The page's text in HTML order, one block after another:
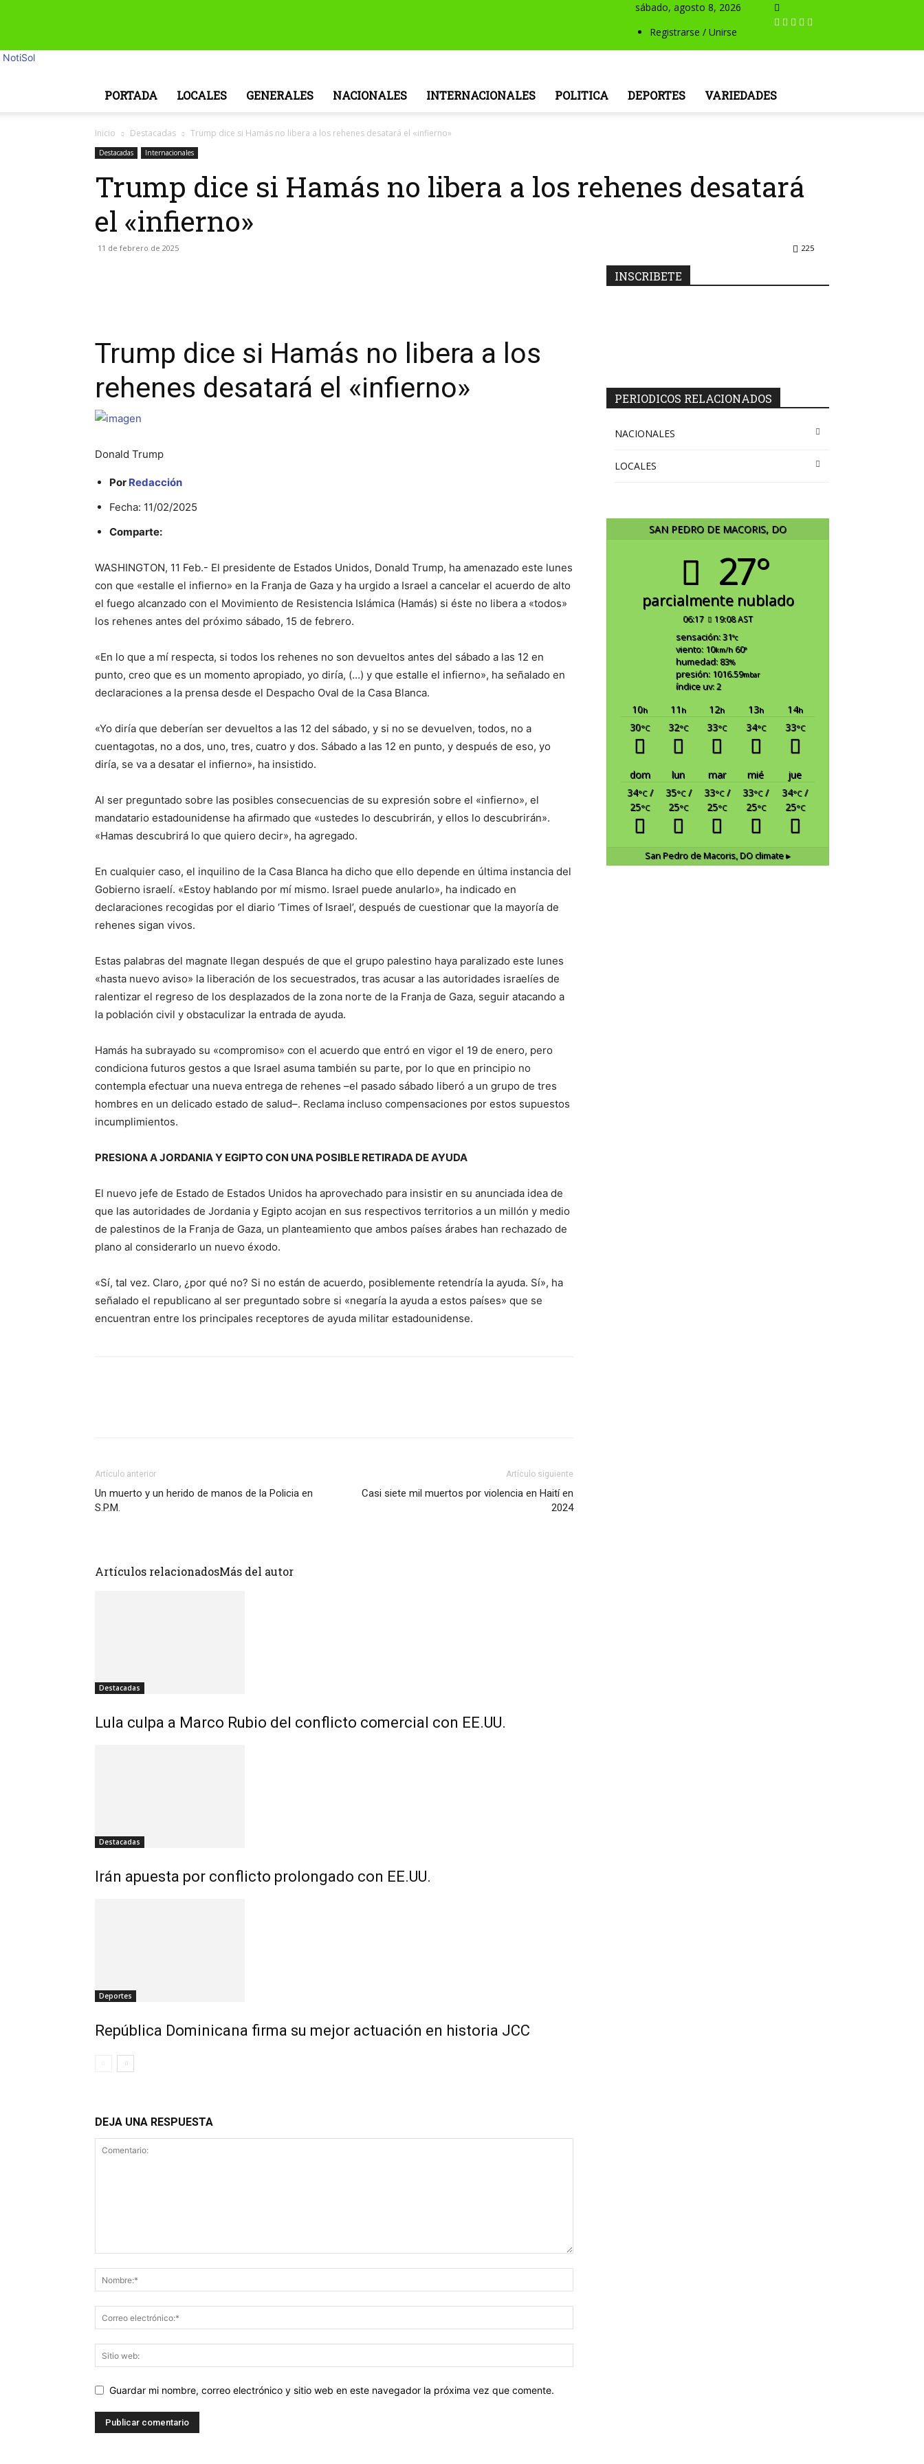
sábado, agosto 8, 2026
Registrarse / Unirse
NotiSol
PORTADA LOCALES GENERALES NACIONALES INTERNACIONALES POLITICA DEPORTES VARIEDADES
Inicio Destacadas Trump dice si Hamás no libera a los rehenes desatará el «infierno»
Destacadas Internacionales
Trump dice si Hamás no libera a los rehenes desatará
el «infierno»
11 de febrero de 2025 225
Trump dice si Hamás no libera a los
rehenes desatará el «infierno»
Donald Trump
Por Redacción
Fecha: 11/02/2025
Comparte:
WASHINGTON, 11 Feb.- El presidente de Estados Unidos, Donald Trump, ha amenazado este lunes
con que «estalle el infierno» en la Franja de Gaza y ha urgido a Israel a cancelar el acuerdo de alto
el fuego alcanzado con el Movimiento de Resistencia Islámica (Hamás) si éste no libera a «todos»
los rehenes antes del próximo sábado, 15 de febrero.
«En lo que a mí respecta, si todos los rehenes no son devueltos antes del sábado a las 12 en
punto, creo que es un momento apropiado, yo diría, (…) y que estalle el infierno», ha señalado en
declaraciones a la prensa desde el Despacho Oval de la Casa Blanca.
«Yo diría que deberían ser devueltos a las 12 del sábado, y si no se devuelven, todos, no a
cuentagotas, no a dos, uno, tres, cuatro y dos. Sábado a las 12 en punto, y después de eso, yo
diría, se va a desatar el infierno», ha insistido.
Al ser preguntado sobre las posibles consecuencias de su expresión sobre el «infierno», el
mandatario estadounidense ha afirmado que «ustedes lo descubrirán, y ellos lo descubrirán».
«Hamas descubrirá lo que quiero decir», ha agregado.
En cualquier caso, el inquilino de la Casa Blanca ha dicho que ello depende en última instancia del
Gobierno israelí. «Estoy hablando por mí mismo. Israel puede anularlo», ha indicado en
declaraciones recogidas por el diario ‘Times of Israel’, después de cuestionar que la mayoría de
rehenes sigan vivos.
Estas palabras del magnate llegan después de que el grupo palestino haya paralizado este lunes
«hasta nuevo aviso» la liberación de los secuestrados, tras acusar a las autoridades israelíes de
ralentizar el regreso de los desplazados de la zona norte de la Franja de Gaza, seguir atacando a
la población civil y obstaculizar la entrada de ayuda.
Hamás ha subrayado su «compromiso» con el acuerdo que entró en vigor el 19 de enero, pero
condiciona futuros gestos a que Israel asuma también su parte, por lo que en principio no
contempla efectuar una nueva entrega de rehenes –el pasado sábado liberó a un grupo de tres
hombres en un delicado estado de salud–. Reclama incluso compensaciones por estos supuestos
incumplimientos.
PRESIONA A JORDANIA Y EGIPTO CON UNA POSIBLE RETIRADA DE AYUDA
El nuevo jefe de Estado de Estados Unidos ha aprovechado para insistir en su anunciada idea de
que las autoridades de Jordania y Egipto acojan en sus respectivos territorios a un millón y medio
de palestinos de la Franja de Gaza, un planteamiento que ambos países árabes han rechazado de
plano al considerarlo un nuevo éxodo.
«Sí, tal vez. Claro, ¿por qué no? Si no están de acuerdo, posiblemente retendría la ayuda. Sí», ha
señalado el republicano al ser preguntado sobre si «negaría la ayuda a estos países» que se
encuentran entre los principales receptores de ayuda militar estadounidense.
Artículo anterior
Un muerto y un herido de manos de la Policia en
S.P.M.
Artículo siguiente
Casi siete mil muertos por violencia en Haití en
2024
Artículos relacionadosMás del autor
Destacadas
Lula culpa a Marco Rubio del conflicto comercial con EE.UU.
Destacadas
Irán apuesta por conflicto prolongado con EE.UU.
Deportes
República Dominicana firma su mejor actuación en historia JCC
DEJA UNA RESPUESTA
Guardar mi nombre, correo electrónico y sitio web en este navegador la próxima vez que comente.
INSCRIBETE
PERIODICOS RELACIONADOS
NACIONALES
LOCALES
SAN PEDRO DE MACORIS, DO
27°
parcialmente nublado
06:17 19:08 AST
sensación: 31°c
viento: 10km/h 60°
humedad: 83%
presión: 1016.59mbar
índice uv: 2
10h 11 h 12h 13h 14h
30°C 32°C 33°C 34°C 33°C
dom lun mar mié
jue
34°C/
25°C
35°C/
25°C
33°C/
25°C
33°C/
25°C
34°C/
25°C
San Pedro de Macoris, DO climate ▸